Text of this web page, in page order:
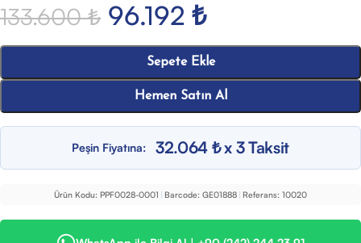
133.600₺ 96.192 ₺
Sepete Ekle
Hemen Satın Al
Peşin Fiyatına: 32.064 ₺ x 3 Taksit
Ürün Kodu: PPF0028-0001 | Barcode: GE01888 | Referans: 10020